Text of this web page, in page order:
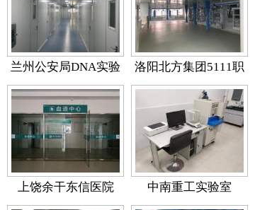
兰州公安局DNA实验
室
洛阳北方集团5111职
工医院
上饶余干东信医院 中南重工实验室